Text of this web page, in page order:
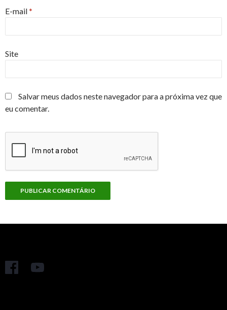
E-mail*
Site
Salvar meus dados neste navegador para a próxima vez que
eu comentar.